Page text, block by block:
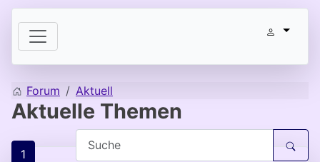
Forum Aktuell
Aktuelle Themen
1